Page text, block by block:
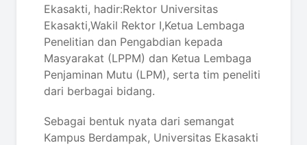
Ekasakti, hadir:Rektor Universitas
Ekasakti,Wakil Rektor I,Ketua Lembaga
Penelitian dan Pengabdian kepada
Masyarakat (LPPM) dan Ketua Lembaga
Penjaminan Mutu (LPM), serta tim peneliti
dari berbagai bidang.
Sebagai bentuk nyata dari semangat
Kampus Berdampak, Universitas Ekasakti